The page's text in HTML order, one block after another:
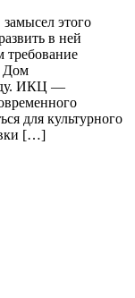
этого
в ней
требование
Дом
ИКЦ —
для культурного
[…]